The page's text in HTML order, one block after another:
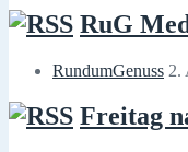
RuG
RundumGenuss 2.
Freitag